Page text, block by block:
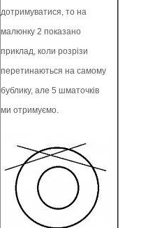
дотримуватися, то на
малюнку 2 показано
приклад, коли розрізи
перетинаються на самому
бублику, але 5 шматочків
ми отримуємо.